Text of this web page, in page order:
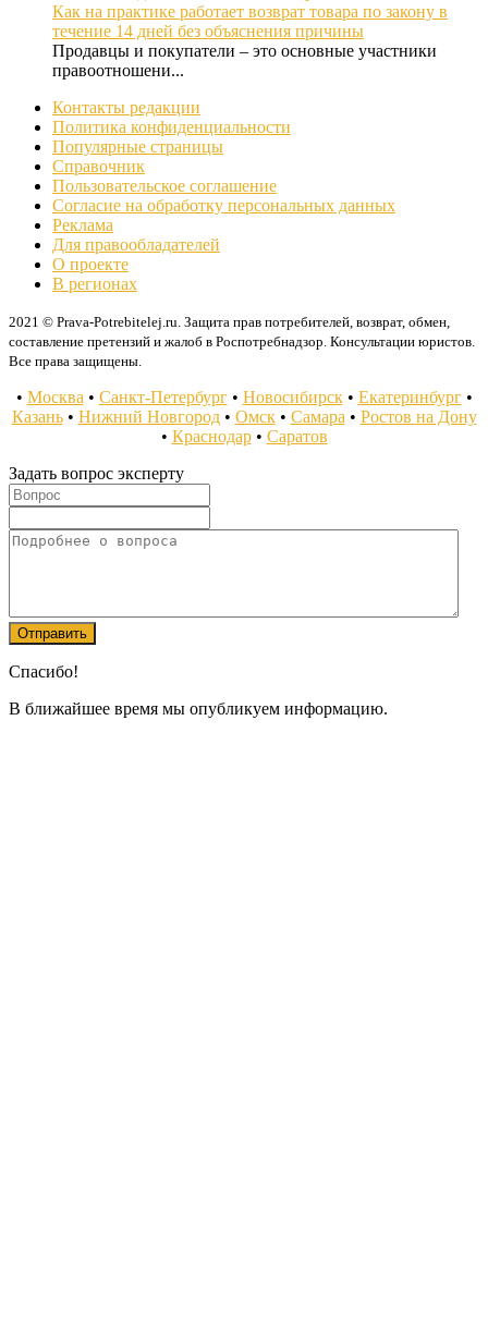
Как на практике работает возврат товара по закону в
течение 14 дней без объяснения причины
Продавцы и покупатели – это основные участники
правоотношени...
Контакты редакции
Политика конфиденциальности
Популярные страницы
Справочник
Пользовательское соглашение
Согласие на обработку персональных данных
Реклама
Для правообладателей
О проекте
В регионах
2021 © Prava-Potrebitelej.ru. Защита прав потребителей, возврат, обмен,
составление претензий и жалоб в Роспотребнадзор. Консультации юристов.
Все права защищены.
• Москва • Санкт-Петербург• Новосибирск• Екатеринбург•
Казань• Нижний Новгород• Омск• Самара • Ростов на Дону
• Краснодар• Саратов
Задать вопрос эксперту
Спасибо!
В ближайшее время мы опубликуем информацию.